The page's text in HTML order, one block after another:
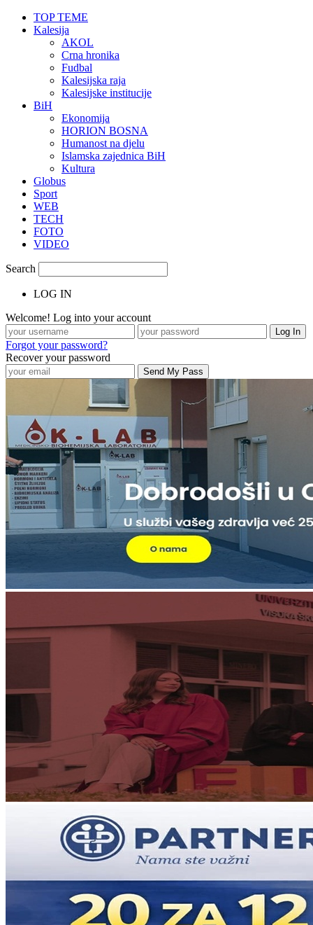
TOP TEME
Kalesija
AKOL
Crna hronika
Fudbal
Kalesijska raja
Kalesijske institucije
BiH
Ekonomija
HORION BOSNA
Humanost na djelu
Islamska zajednica BiH
Kultura
Globus
Sport
WEB
TECH
FOTO
VIDEO
Search
LOG IN
Welcome! Log into your account
Forgot your password?
Recover your password